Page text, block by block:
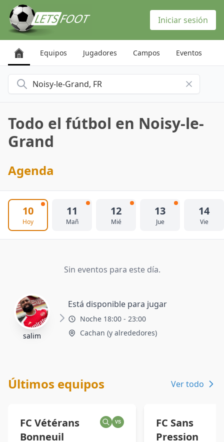
Iniciar sesión
Equipos Jugadores Campos Eventos
Buscar una ciudad
Todo el fútbol en Noisy-le-
Grand
Agenda
10
Hoy
11
Mañ
12
Mié
13
Jue
14
Vie
Sin eventos para este día.
salim
Está disponible para jugar
Noche 18:00 - 23:00
Cachan (y alrededores)
Últimos equipos Ver todo
FC Vétérans
Bonneuil
VS
FC Sans
Pression
Panel de gestión de cookies